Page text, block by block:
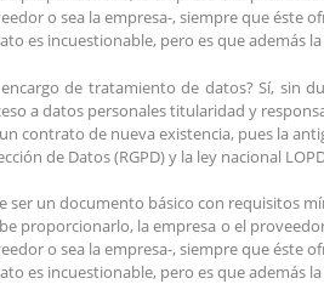
o sea la empresa-, siempre que éste
es incuestionable, pero es que además
de tratamiento de datos? Sí, sin
a datos personales titularidad y
contrato de nueva existencia, pues la
de Datos (RGPD) y la ley nacional
ser un documento básico con requisitos
proporcionarlo, la empresa o el
o sea la empresa-, siempre que éste
es incuestionable, pero es que además